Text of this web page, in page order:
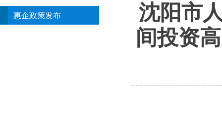
惠企政策发布
沈阳市
间投资